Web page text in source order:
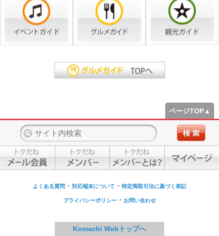
ページTOP▲
よくある質問 ・ 対応端末について ・ 特定商取引法に基づく表記
プライバシーポリシー ・ お問い合わせ
Komachi Webトップへ